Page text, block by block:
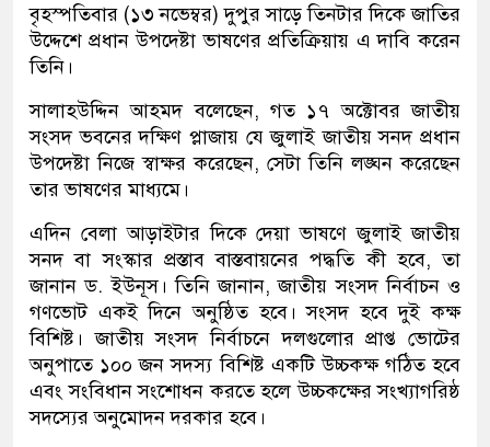
বৃহস্পতিবার (১৩ নভেম্বর) দুপুর সাড়ে তিনটার দিকে জাতির
উদ্দেশে প্রধান উপদেষ্টা ভাষণের প্রতিক্রিয়ায় এ দাবি করেন
তিনি।
সালাহউদ্দিন আহমদ বলেছেন, গত ১৭ অক্টোবর জাতীয়
সংসদ ভবনের দক্ষিণ প্লাজায় যে জুলাই জাতীয় সনদ প্রধান
উপদেষ্টা নিজে স্বাক্ষর করেছেন, সেটা তিনি লঙ্ঘন করেছেন
তার ভাষণের মাধ্যমে।
এদিন বেলা আড়াইটার দিকে দেয়া ভাষণে জুলাই জাতীয়
সনদ বা সংস্কার প্রস্তাব বাস্তবায়নের পদ্ধতি কী হবে, তা
জানান ড. ইউনূস। তিনি জানান, জাতীয় সংসদ নির্বাচন ও
গণভোট একই দিনে অনুষ্ঠিত হবে। সংসদ হবে দুই কক্ষ
বিশিষ্ট। জাতীয় সংসদ নির্বাচনে দলগুলোর প্রাপ্ত ভোটের
অনুপাতে ১০০ জন সদস্য বিশিষ্ট একটি উচ্চকক্ষ গঠিত হবে
এবং সংবিধান সংশোধন করতে হলে উচ্চকক্ষের সংখ্যাগরিষ্ঠ
সদস্যের অনুমোদন দরকার হবে।